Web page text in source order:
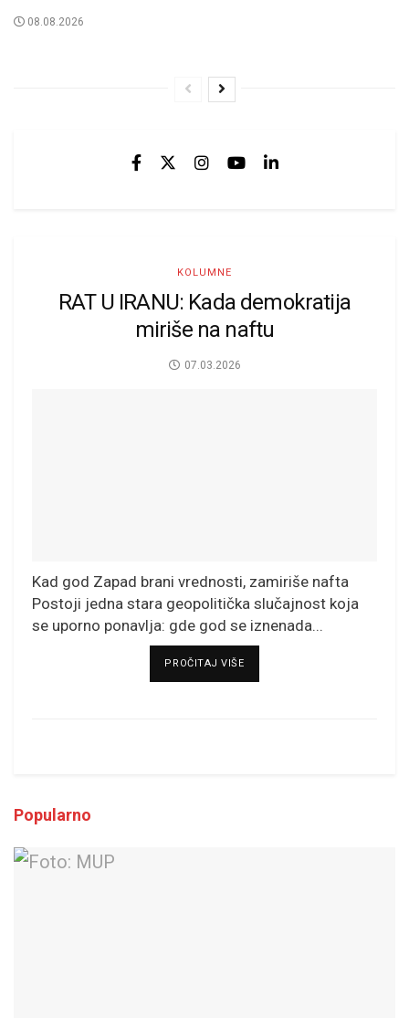
08.08.2026
KOLUMNE
RAT U IRANU: Kada demokratija
miriše na naftu
07.03.2026
Kad god Zapad brani vrednosti, zamiriše nafta
Postoji jedna stara geopolitička slučajnost koja
se uporno ponavlja: gde god se iznenada...
PROČITAJ VIŠEDETAILS
Popularno